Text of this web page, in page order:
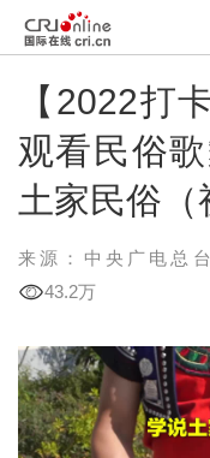
【2022打
观看民俗
土家民俗（
来源： 中央广电总
43.2万